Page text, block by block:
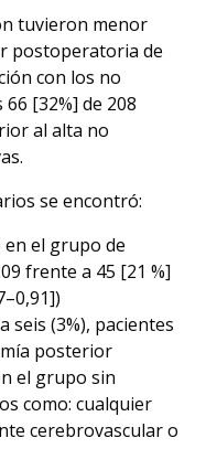
tuvieron menor
postoperatoria de
con los no
[32%] de 208
al alta no
se encontró:
el grupo de
frente a 45 [21 %]
seis (3%), pacientes
posterior
el grupo sin
como: cualquier
cerebrovascular o